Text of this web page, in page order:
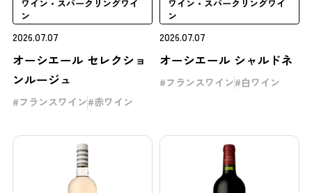
ワイン・スパークリングワイ
ン
2026.07.07
オーシエール セレクショ
ンルージュ
フランスワイン 赤ワイン
ワイン・スパークリングワイ
ン
2026.07.07
オーシエール シャルドネ
フランスワイン 白ワイン